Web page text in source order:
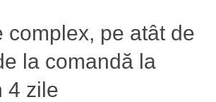
complex, pe atât de
la comandă la
4 zile